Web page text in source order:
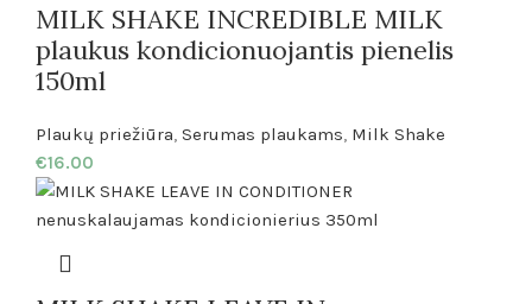
MILK SHAKE INCREDIBLE MILK
plaukus kondicionuojantis pienelis
150ml
Plaukų priežiūra, Serumas plaukams, Milk Shake
€16.00